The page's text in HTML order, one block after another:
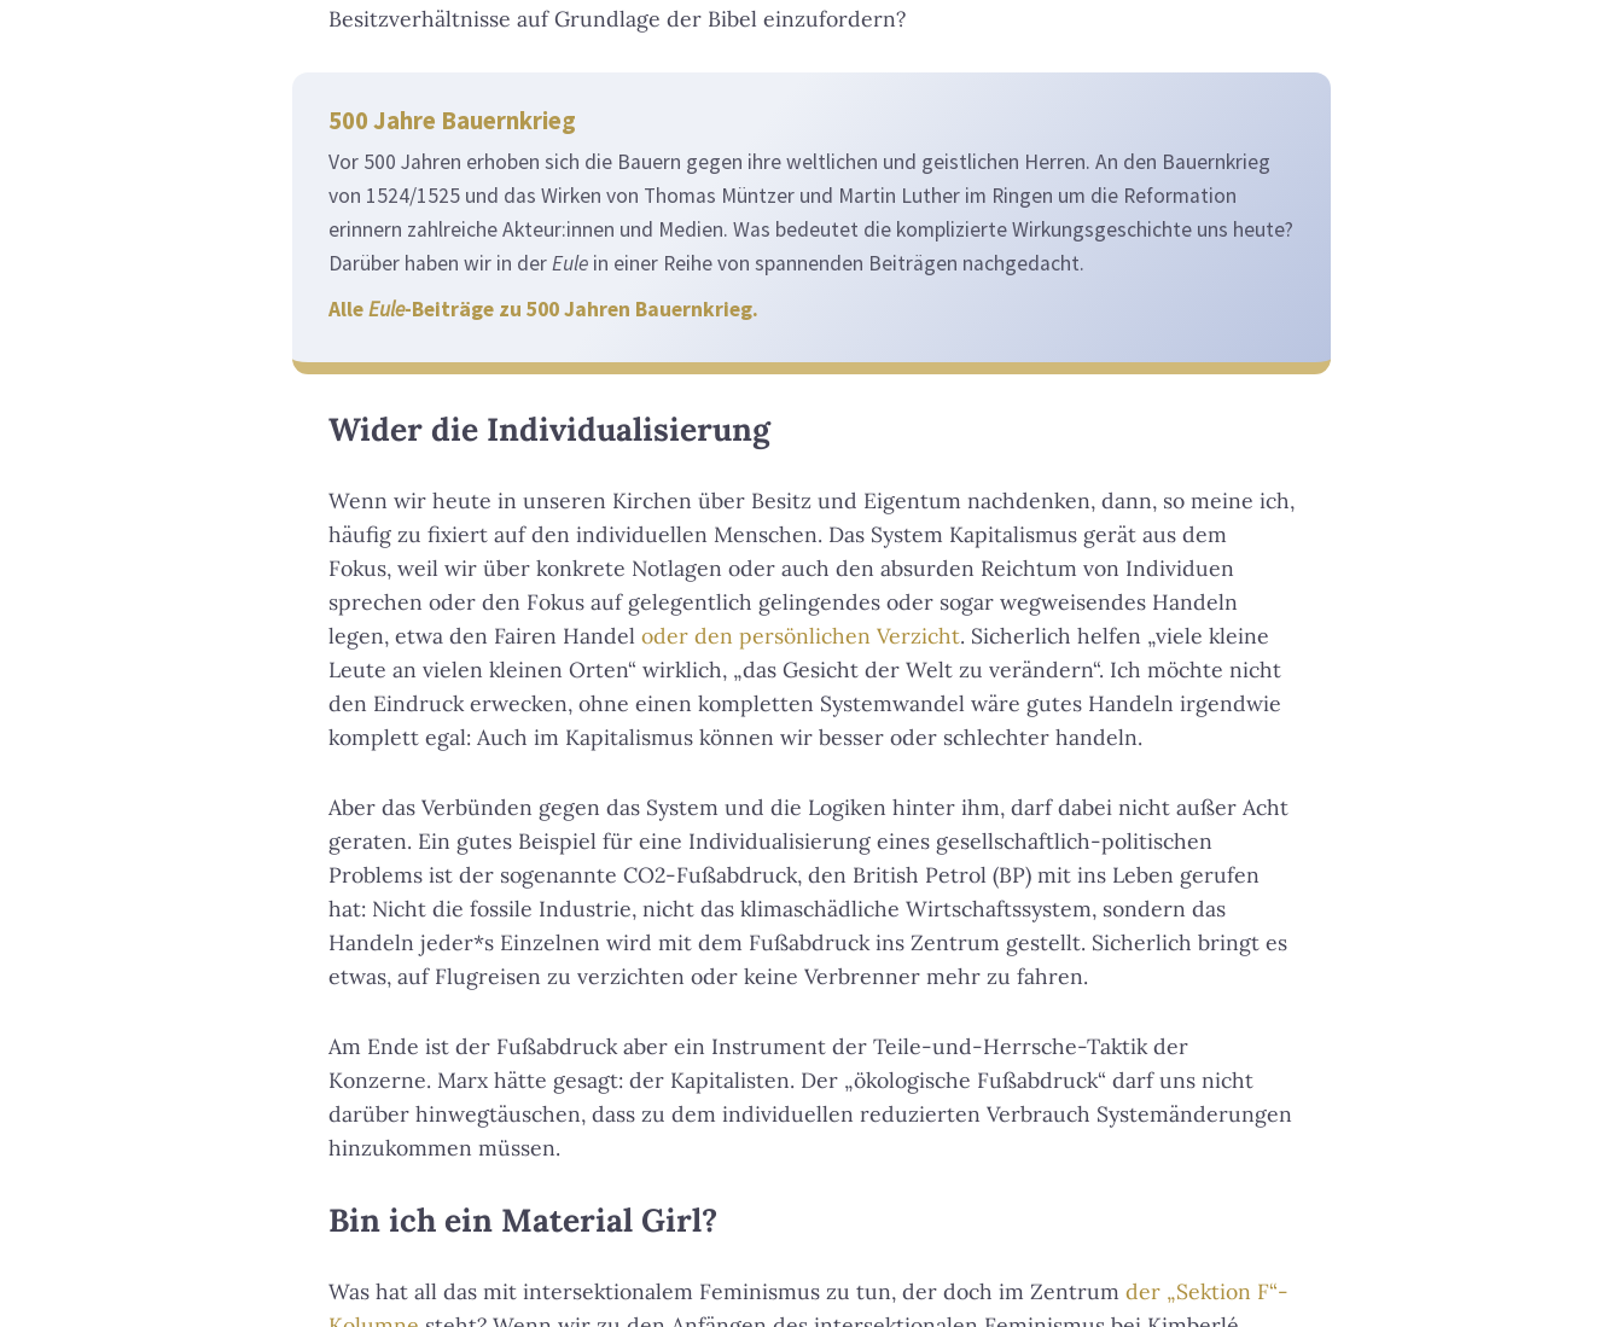
Besitzverhältnisse auf Grundlage der Bibel einzufordern?
500 Jahre Bauernkrieg
Vor 500 Jahren erhoben sich die Bauern gegen ihre weltlichen und geistlichen Herren. An den Bauernkrieg
von 1524/1525 und das Wirken von Thomas Müntzer und Martin Luther im Ringen um die Reformation
erinnern zahlreiche Akteur:innen und Medien. Was bedeutet die komplizierte Wirkungsgeschichte uns heute?
Darüber haben wir in derEule in einer Reihe von spannenden Beiträgen nachgedacht.
AlleEule-Beiträge zu 500 Jahren Bauernkrieg.
Wider die Individualisierung
Wenn wir heute in unseren Kirchen über Besitz und Eigentum nachdenken, dann, so meine ich,
häufig zu fixiert auf den individuellen Menschen. Das System Kapitalismus gerät aus dem
Fokus, weil wir über konkrete Notlagen oder auch den absurden Reichtum von Individuen
sprechen oder den Fokus auf gelegentlich gelingendes oder sogar wegweisendes Handeln
legen, etwa den Fairen Handel oder den persönlichen Verzicht. Sicherlich helfen „viele kleine
Leute an vielen kleinen Orten“ wirklich, „das Gesicht der Welt zu verändern“. Ich möchte nicht
den Eindruck erwecken, ohne einen kompletten Systemwandel wäre gutes Handeln irgendwie
komplett egal: Auch im Kapitalismus können wir besser oder schlechter handeln.
Aber das Verbünden gegen das System und die Logiken hinter ihm, darf dabei nicht außer Acht
geraten. Ein gutes Beispiel für eine Individualisierung eines gesellschaftlich-politischen
Problems ist der sogenannte CO2-Fußabdruck, den British Petrol (BP) mit ins Leben gerufen
hat: Nicht die fossile Industrie, nicht das klimaschädliche Wirtschaftssystem, sondern das
Handeln jeder*s Einzelnen wird mit dem Fußabdruck ins Zentrum gestellt. Sicherlich bringt es
etwas, auf Flugreisen zu verzichten oder keine Verbrenner mehr zu fahren.
Am Ende ist der Fußabdruck aber ein Instrument der Teile-und-Herrsche-Taktik der
Konzerne. Marx hätte gesagt: der Kapitalisten. Der „ökologische Fußabdruck“ darf uns nicht
darüber hinwegtäuschen, dass zu dem individuellen reduzierten Verbrauch Systemänderungen
hinzukommen müssen.
Bin ich ein Material Girl?
Was hat all das mit intersektionalem Feminismus zu tun, der doch im Zentrum der „Sektion F“-